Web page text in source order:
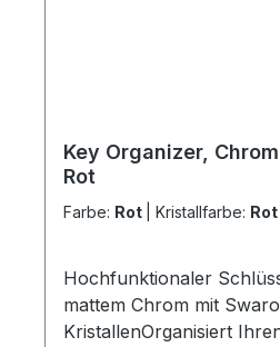
Key Organizer,
Rot
Farbe: Rot Kristallfarbe: Rot
Hochfunktionaler
mattem Chrom mit
KristallenOrganisiert